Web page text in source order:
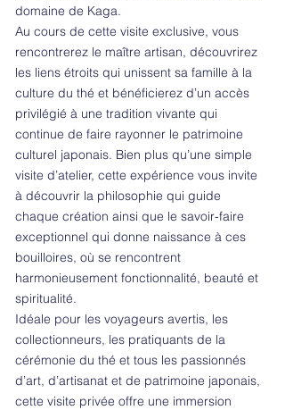
domaine de Kaga.
Au cours de cette visite exclusive, vous
rencontrerez le maître artisan, découvrirez
les liens étroits qui unissent sa famille à la
culture du thé et bénéficierez d’un accès
privilégié à une tradition vivante qui
continue de faire rayonner le patrimoine
culturel japonais. Bien plus qu’une simple
visite d’atelier, cette expérience vous invite
à découvrir la philosophie qui guide
chaque création ainsi que le savoir-faire
exceptionnel qui donne naissance à ces
bouilloires, où se rencontrent
harmonieusement fonctionnalité, beauté et
spiritualité.
Idéale pour les voyageurs avertis, les
collectionneurs, les pratiquants de la
cérémonie du thé et tous les passionnés
d’art, d’artisanat et de patrimoine japonais,
cette visite privée offre une immersion